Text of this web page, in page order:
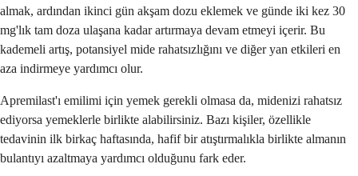
almak, ardından ikinci gün akşam dozu eklemek ve günde iki kez 30
mg'lık tam doza ulaşana kadar artırmaya devam etmeyi içerir. Bu
kademeli artış, potansiyel mide rahatsızlığını ve diğer yan etkileri en
aza indirmeye yardımcı olur.
Apremilast'ı emilimi için yemek gerekli olmasa da, midenizi rahatsız
ediyorsa yemeklerle birlikte alabilirsiniz. Bazı kişiler, özellikle
tedavinin ilk birkaç haftasında, hafif bir atıştırmalıkla birlikte almanın
bulantıyı azaltmaya yardımcı olduğunu fark eder.